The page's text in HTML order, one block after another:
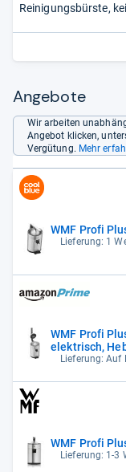
Reinigungsbürste,
Angebote
Wir arbeiten
Angebot klicken,
Vergütung. Mehr
WMF Profi
Lieferung: 1
WMF Profi
elektrisch,
Lieferung: Auf
WMF Profi
Lieferung: 1-3